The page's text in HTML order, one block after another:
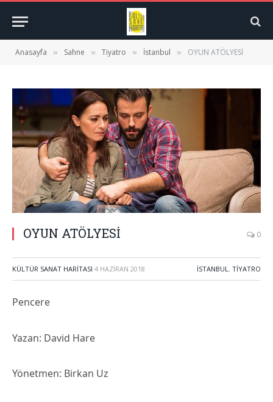
Anasayfa » Sahne » Tiyatro » İstanbul » OYUN ATÖLYESİ
OYUN ATÖLYESİ 0
KÜLTÜR SANAT HARITASI 4 HAZIRAN 2018 İSTANBUL, TIYATRO
Pencere
Yazan: David Hare
Yönetmen: Birkan Uz